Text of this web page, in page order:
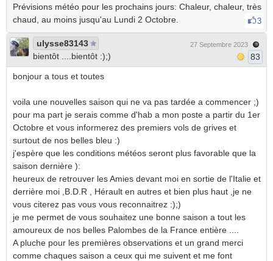
Prévisions météo pour les prochains jours: Chaleur, chaleur, très
chaud, au moins jusqu'au Lundi 2 Octobre.
3
ulysse83143
bientôt ....bientôt :);)
27 Septembre 2023
83
bonjour a tous et toutes
voila une nouvelles saison qui ne va pas tardée a commencer ;)
pour ma part je serais comme d'hab a mon poste a partir du 1er
Octobre et vous informerez des premiers vols de grives et
surtout de nos belles bleu :)
j'espère que les conditions météos seront plus favorable que la
saison dernière ):
heureux de retrouver les Amies devant moi en sortie de l'Italie et
derrière moi ,B.D.R , Hérault en autres et bien plus haut ,je ne
vous citerez pas vous vous reconnaitrez :);)
je me permet de vous souhaitez une bonne saison a tout les
amoureux de nos belles Palombes de la France entière ....
A pluche pour les premières observations et un grand merci
comme chaques saison a ceux qui me suivent et me font